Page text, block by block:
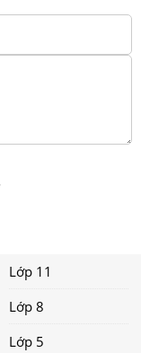
Lớp 11
Lớp 8
Lớp 5